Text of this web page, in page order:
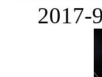
2017-